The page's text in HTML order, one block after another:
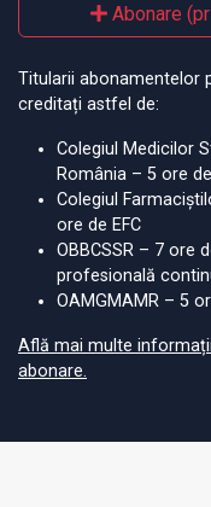
Abonare
Titularii abonamentelor
creditați astfel de:
Colegiul Medicilor
România – 5 ore
Colegiul
ore de EFC
OBBCSSR – 7 ore
profesională
OAMGMAMR – 5
Află mai multe
abonare.